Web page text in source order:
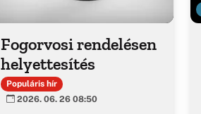
Fogorvosi rendelésen
helyettesítés
Populáris hír
2026. 06. 26 08:50